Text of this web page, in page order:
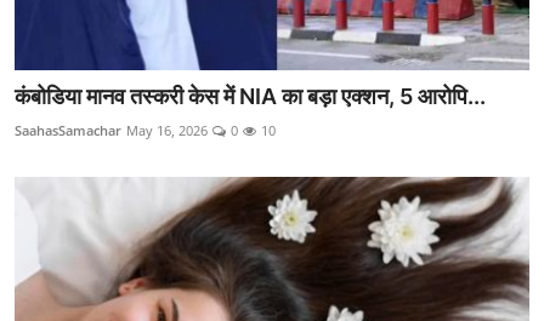
कंबोडिया मानव तस्करी केस में NIA का बड़ा एक्शन, 5 आरोपि...
SaahasSamachar May 16, 2026 0 10